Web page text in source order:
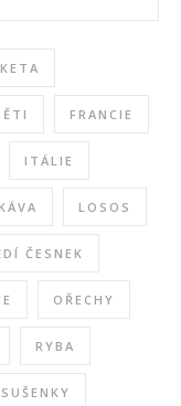
FRANCIE
ITÁLIE
KÁVA LOSOS
ČESNEK
OŘECHY
RYBA
SUŠENKY